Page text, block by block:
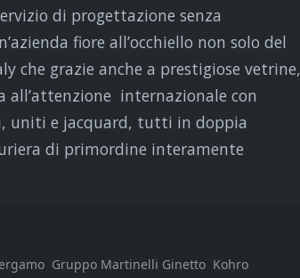
di progettazione senza
fiore all’occhiello non solo del
che grazie anche a prestigiose vetrine,
all’attenzione internazionale con
uniti e jacquard, tutti in doppia
di primordine interamente
Gruppo Martinelli Ginetto Kohro